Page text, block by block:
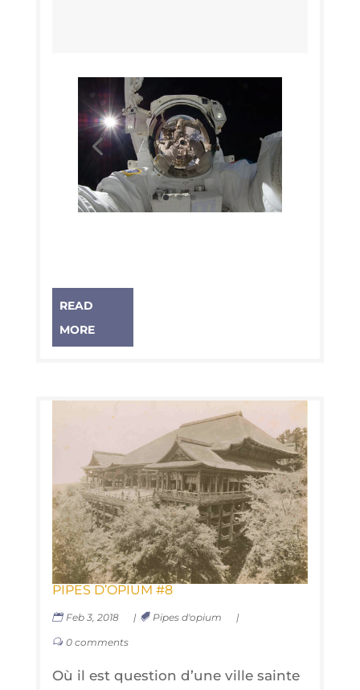
READ
MORE
PIPES D’O­PIUM #8
Feb 3, 2018 | Pipes d'opium |
0 comments
Où il est ques­tion d’une ville sainte